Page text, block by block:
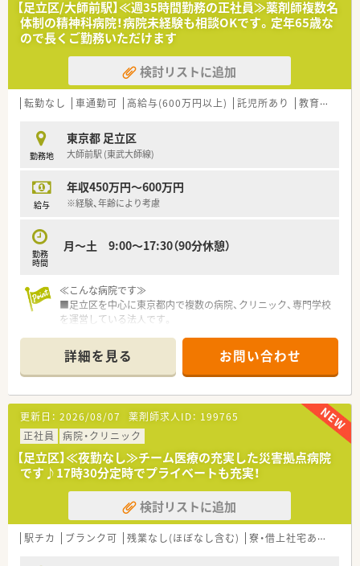
≪業務内容≫
■調剤業務（内服薬、外用薬、注射薬）
■無菌製剤調製（抗がん剤、ＴＰＮ）
■薬剤管理指導・病棟業務
■指導業務等の病棟業務
■医薬品管理業務、医薬品情報（ＤＩ）業務
■薬物血中濃度解析
■緩和ケア病棟でチーム医療の一員としての業務 など
≪おすすめポイント≫
■安全キャビネット、クリーンベンチ完備、化学療法も行ってい
ます
【足立区/大師前駅】≪週35時間勤務の正社員≫薬剤師複数名
体制の精神科病院！病院未経験も相談OKです。定年65歳な
ので長くご勤務いただけます
検討リストに追加
転勤なし 車通勤可 高給与(600万円以上) 託児所あり 教育制度あり
勤務地
東京都 足立区
大師前駅 (東武大師線)
給与
年収450万円～600万円
※経験、年齢により考慮
勤務
時間
月～土 9:00～17:30（90分休憩）
≪こんな病院です≫
■足立区を中心に東京都内で複数の病院、クリニック、専門学校
を運営している法人です。
■精神科急性期、慢性期に加え在宅復帰を目標とする精神科地域
包括医療にも取り組んでいます。
≪業務内容≫
■調剤、監査、服薬指導
■注射剤セット
■医薬品管理、医薬品情報管理
■各種委員会
≪おすすめポイント≫
■日勤のみの常勤募集。休憩が90分なので実働は7時間です。
■託児所完備（1歳から）！ご相談ください
■17:30定時にためご家庭と両立したい方にぴったりです。
詳細を見る お問い合わせ
更新日： 2026/08/07 薬剤師求人ID： 199765
正社員
病院・クリニック
【足立区】≪夜勤なし≫チーム医療の充実した災害拠点病院
です♪17時30分定時でプライべートも充実！
検討リストに追加
駅チカ ブランク可 残業なし(ほぼなし含む) 寮・借上社宅あり